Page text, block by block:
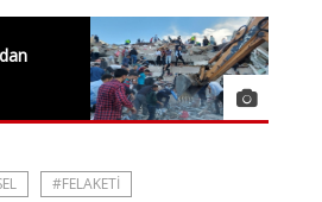
#FELAKETI